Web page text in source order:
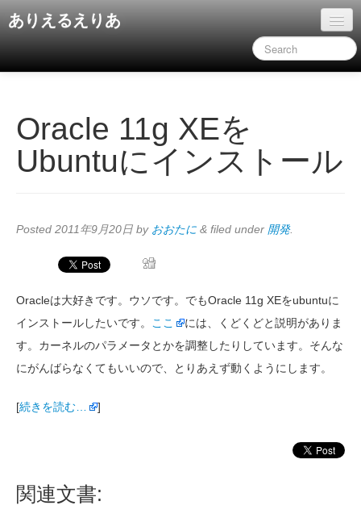
ありえるえりあ
旧コンテンツ
Oracle 11g XEを
Ubuntuにインストール
Posted 2011年9月20日 by おおたに & filed under 開発.
Oracleは大好きです。ウソです。でもOracle 11g XEをubuntuに
インストールしたいです。
ここ
には、くどくどと説明がありま
す。カーネルのパラメータとかを調整したりしています。そんな
にがんばらなくてもいいので、とりあえず動くようにします。
[続きを読む… ]
関連文書: